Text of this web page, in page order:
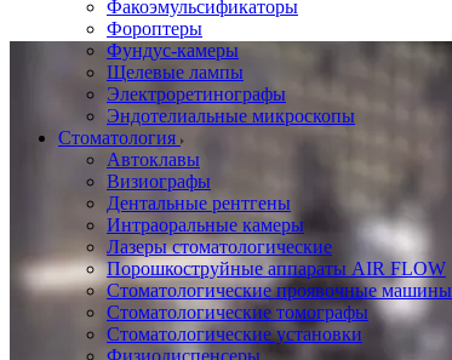
Факоэмульсификаторы
Фороптеры
Фундус-камеры
Щелевые лампы
Электроретинографы
Эндотелиальные микроскопы
Стоматология
Автоклавы
Визиографы
Дентальные рентгены
Интраоральные камеры
Лазеры стоматологические
Порошкоструйные аппараты AIR FLOW
Стоматологические проявочные машины
Стоматологические томографы
Стоматологические установки
Физиодиспенсеры